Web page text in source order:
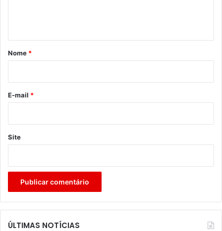
r
*
Nome *
E-mail *
Site
ÚLTIMAS NOTÍCIAS